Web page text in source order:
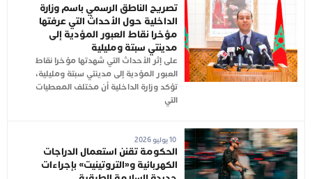
تصريح الناطق الرسمي باسم وزارة
الداخلية حول الأحداث التي عرفتها
مؤخرا نقاط العبور المؤدية إلى
مدينتي سبتة ومليلية
على إثر الأحداث التي شهدتها مؤخرا نقاط
العبور المؤدية إلى مدينتي سبتة ومليلية،
تؤكد وزارة الداخلية أن مختلف المعطيات
التي
10 يوليو 2026
الحكومة تقنن استعمال الدراجات
الكهربائية و«التروتينيت» بإجراءات